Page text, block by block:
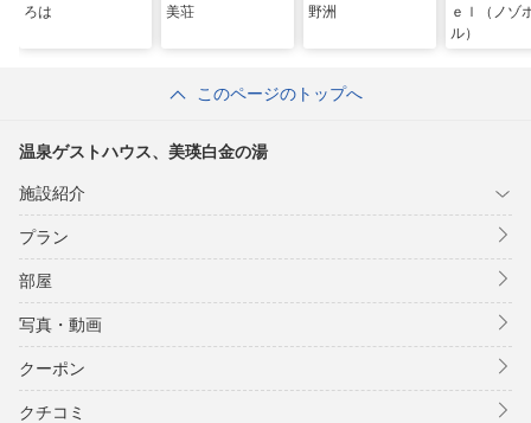
ろは
美荘
野洲
ｅｌ（ノゾ
ル）
このページのトップへ
温泉ゲストハウス、美瑛白金の湯
施設紹介
プラン
部屋
写真・動画
クーポン
クチコミ